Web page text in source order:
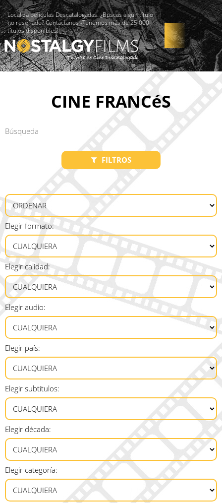
Localiza películas Descatalogadas. ¿Buscas algún título
no reseñado? Contáctanos -Tenemos más de 25.000
títulos disponibles!
CINE FRANCéS
FILTROS
Elegir formato:
Elegir calidad:
Elegir audio:
Elegir país:
Elegir subtítulos:
Elegir década:
Elegir categoría: